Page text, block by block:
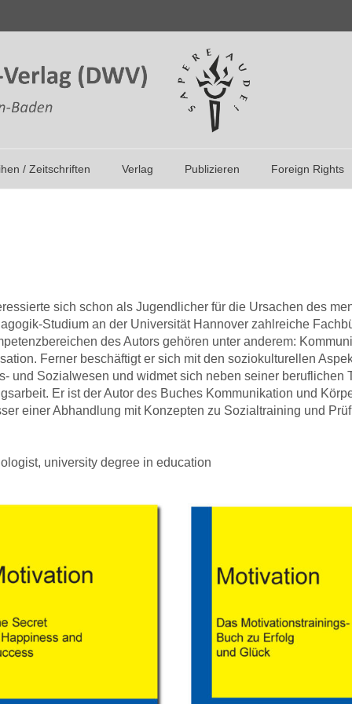
/ Zeitschriften Verlag Publizieren Foreign Rights
sich schon als Jugendlicher für die Ursachen des
Studium an der Universität Hannover zahlreiche
des Autors gehören unter anderem:
Ferner beschäftigt er sich mit den soziokulturellen
und Sozialwesen und widmet sich neben seiner beruflichen
Er ist der Autor des Buches Kommunikation und
einer Abhandlung mit Konzepten zu Sozialtraining und
university degree in education